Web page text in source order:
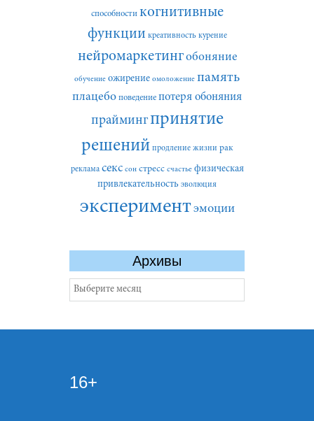
способности когнитивные
функции креативность курение
нейромаркетингобоняние
обучение ожирение омоложение память
плацебо поведение потеря обоняния
праймингпринятие
решений продление жизни рак
реклама секс сон стресс счастье физическая
привлекательность эволюция
экспериментэмоции
Архивы
Архивы
16+